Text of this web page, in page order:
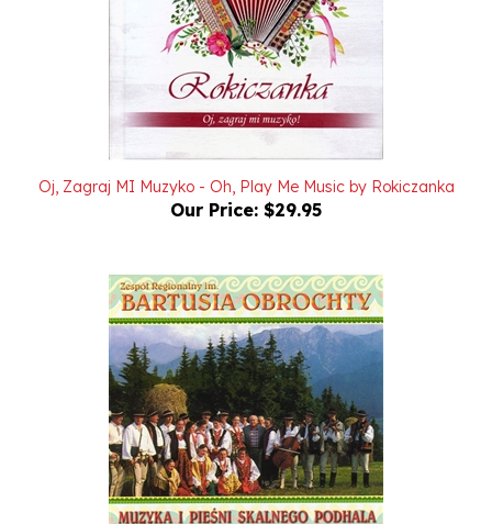
Oj, Zagraj MI Muzyko - Oh, Play Me Music by Rokiczanka
Our Price:$29.95